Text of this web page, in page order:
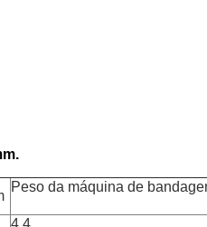
Peso da máquina de
4.4